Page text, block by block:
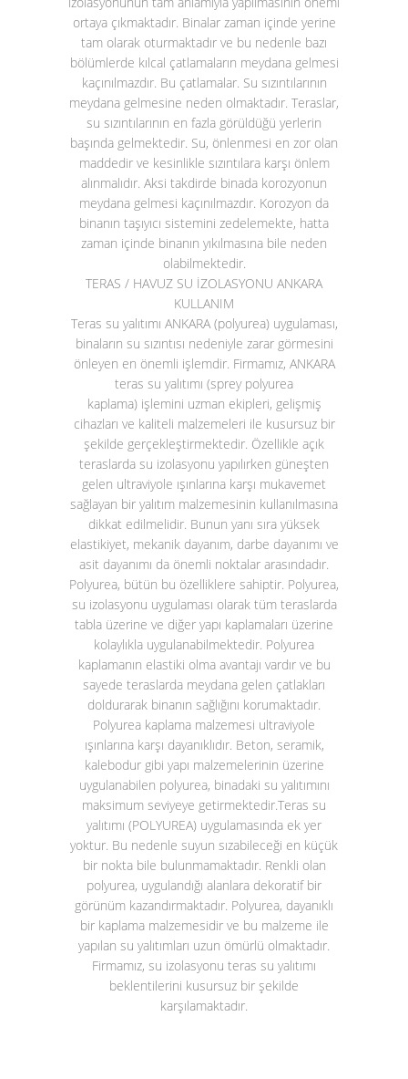
ortaya çıkmaktadır. Binalar zaman içinde yerine
tam olarak oturmaktadır ve bu nedenle bazı
bölümlerde kılcal çatlamaların meydana gelmesi
kaçınılmazdır. Bu çatlamalar. Su sızıntılarının
meydana gelmesine neden olmaktadır. Teraslar,
su sızıntılarının en fazla görüldüğü yerlerin
başında gelmektedir. Su, önlenmesi en zor olan
maddedir ve kesinlikle sızıntılara karşı önlem
alınmalıdır. Aksi takdirde binada korozyonun
meydana gelmesi kaçınılmazdır. Korozyon da
binanın taşıyıcı sistemini zedelemekte, hatta
zaman içinde binanın yıkılmasına bile neden
olabilmektedir.
TERAS / HAVUZ SU İZOLASYONU ANKARA
KULLANIM
Teras su yalıtımı ANKARA (polyurea)uygulaması,
binaların su sızıntısı nedeniyle zarar görmesini
önleyen en önemli işlemdir. Firmamız, ANKARA
teras su yalıtımı (sprey polyurea
kaplama)işlemini uzman ekipleri, gelişmiş
cihazları ve kaliteli malzemeleri ile kusursuz bir
şekilde gerçekleştirmektedir. Özellikle açık
teraslarda su izolasyonu yapılırken güneşten
gelen ultraviyole ışınlarına karşı mukavemet
sağlayan bir yalıtım malzemesinin kullanılmasına
dikkat edilmelidir. Bunun yanı sıra yüksek
elastikiyet, mekanik dayanım, darbe dayanımı ve
asit dayanımı da önemli noktalar arasındadır.
Polyurea, bütün bu özelliklere sahiptir. Polyurea,
su izolasyonu uygulaması olarak tüm teraslarda
tabla üzerine ve diğer yapı kaplamaları üzerine
kolaylıkla uygulanabilmektedir. Polyurea
kaplamanın elastiki olma avantajı vardır ve bu
sayede teraslarda meydana gelen çatlakları
doldurarak binanın sağlığını korumaktadır.
Polyurea kaplama malzemesi ultraviyole
ışınlarına karşı dayanıklıdır. Beton, seramik,
kalebodur gibi yapı malzemelerinin üzerine
uygulanabilen polyurea, binadaki su yalıtımını
maksimum seviyeye getirmektedir.Teras su
yalıtımı (POLYUREA) uygulamasında ek yer
yoktur. Bu nedenle suyun sızabileceği en küçük
bir nokta bile bulunmamaktadır. Renkli olan
polyurea, uygulandığı alanlara dekoratif bir
görünüm kazandırmaktadır. Polyurea, dayanıklı
bir kaplama malzemesidir ve bu malzeme ile
yapılan su yalıtımları uzun ömürlü olmaktadır.
Firmamız, su izolasyonu teras su yalıtımı
beklentilerini kusursuz bir şekilde
karşılamaktadır.